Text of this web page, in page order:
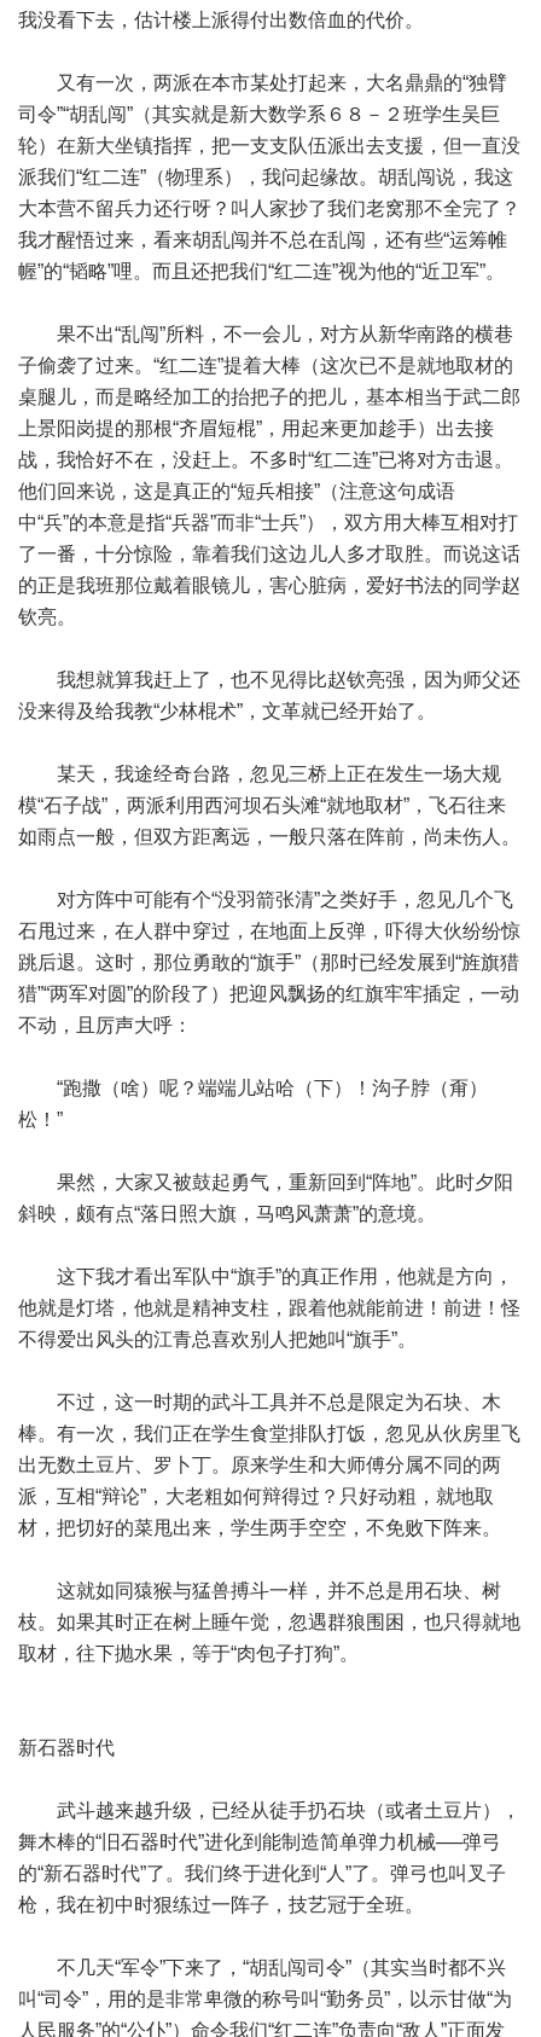
我没看下去，估计楼上派得付出数倍血的代价。
又有一次，两派在本市某处打起来，大名鼎鼎的“独臂
司令”“胡乱闯”（其实就是新大数学系６８－２班学生吴巨
轮）在新大坐镇指挥，把一支支队伍派出去支援，但一直没
派我们“红二连”（物理系），我问起缘故。胡乱闯说，我这
大本营不留兵力还行呀？叫人家抄了我们老窝那不全完了？
我才醒悟过来，看来胡乱闯并不总在乱闯，还有些“运筹帷
幄”的“韬略”哩。而且还把我们“红二连”视为他的“近卫军”。
果不出“乱闯”所料，不一会儿，对方从新华南路的横巷
子偷袭了过来。“红二连”提着大棒（这次已不是就地取材的
桌腿儿，而是略经加工的抬把子的把儿，基本相当于武二郎
上景阳岗提的那根“齐眉短棍”，用起来更加趁手）出去接
战，我恰好不在，没赶上。不多时“红二连”已将对方击退。
他们回来说，这是真正的“短兵相接”（注意这句成语
中“兵”的本意是指“兵器”而非“士兵”），双方用大棒互相对打
了一番，十分惊险，靠着我们这边儿人多才取胜。而说这话
的正是我班那位戴着眼镜儿，害心脏病，爱好书法的同学赵
钦亮。
我想就算我赶上了，也不见得比赵钦亮强，因为师父还
没来得及给我教“少林棍术”，文革就已经开始了。
某天，我途经奇台路，忽见三桥上正在发生一场大规
模“石子战”，两派利用西河坝石头滩“就地取材”，飞石往来
如雨点一般，但双方距离远，一般只落在阵前，尚未伤人。
对方阵中可能有个“没羽箭张清”之类好手，忽见几个飞
石甩过来，在人群中穿过，在地面上反弹，吓得大伙纷纷惊
跳后退。这时，那位勇敢的“旗手”（那时已经发展到“旌旗猎
猎”“两军对圆”的阶段了）把迎风飘扬的红旗牢牢插定，一动
不动，且厉声大呼：
“跑撒（啥）呢？端端儿站哈（下）！沟子脖（甭）
松！”
果然，大家又被鼓起勇气，重新回到“阵地”。此时夕阳
斜映，颇有点“落日照大旗，马鸣风萧萧”的意境。
这下我才看出军队中“旗手”的真正作用，他就是方向，
他就是灯塔，他就是精神支柱，跟着他就能前进！前进！怪
不得爱出风头的江青总喜欢别人把她叫“旗手”。
不过，这一时期的武斗工具并不总是限定为石块、木
棒。有一次，我们正在学生食堂排队打饭，忽见从伙房里飞
出无数土豆片、罗卜丁。原来学生和大师傅分属不同的两
派，互相“辩论”，大老粗如何辩得过？只好动粗，就地取
材，把切好的菜甩出来，学生两手空空，不免败下阵来。
这就如同猿猴与猛兽搏斗一样，并不总是用石块、树
枝。如果其时正在树上睡午觉，忽遇群狼围困，也只得就地
取材，往下抛水果，等于“肉包子打狗”。
新石器时代
武斗越来越升级，已经从徒手扔石块（或者土豆片），
舞木棒的“旧石器时代”进化到能制造简单弹力机械──弹弓
的“新石器时代”了。我们终于进化到“人”了。弹弓也叫叉子
枪，我在初中时狠练过一阵子，技艺冠于全班。
不几天“军令”下来了，“胡乱闯司令”（其实当时都不兴
叫“司令”，用的是非常卑微的称号叫“勤务员”，以示甘做“为
人民服务”的“公仆”）命令我们“红二连”负责向“敌人”正面发